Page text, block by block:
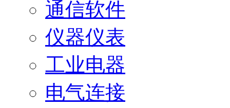
通信软件
仪器仪表
工业电器
电气连接